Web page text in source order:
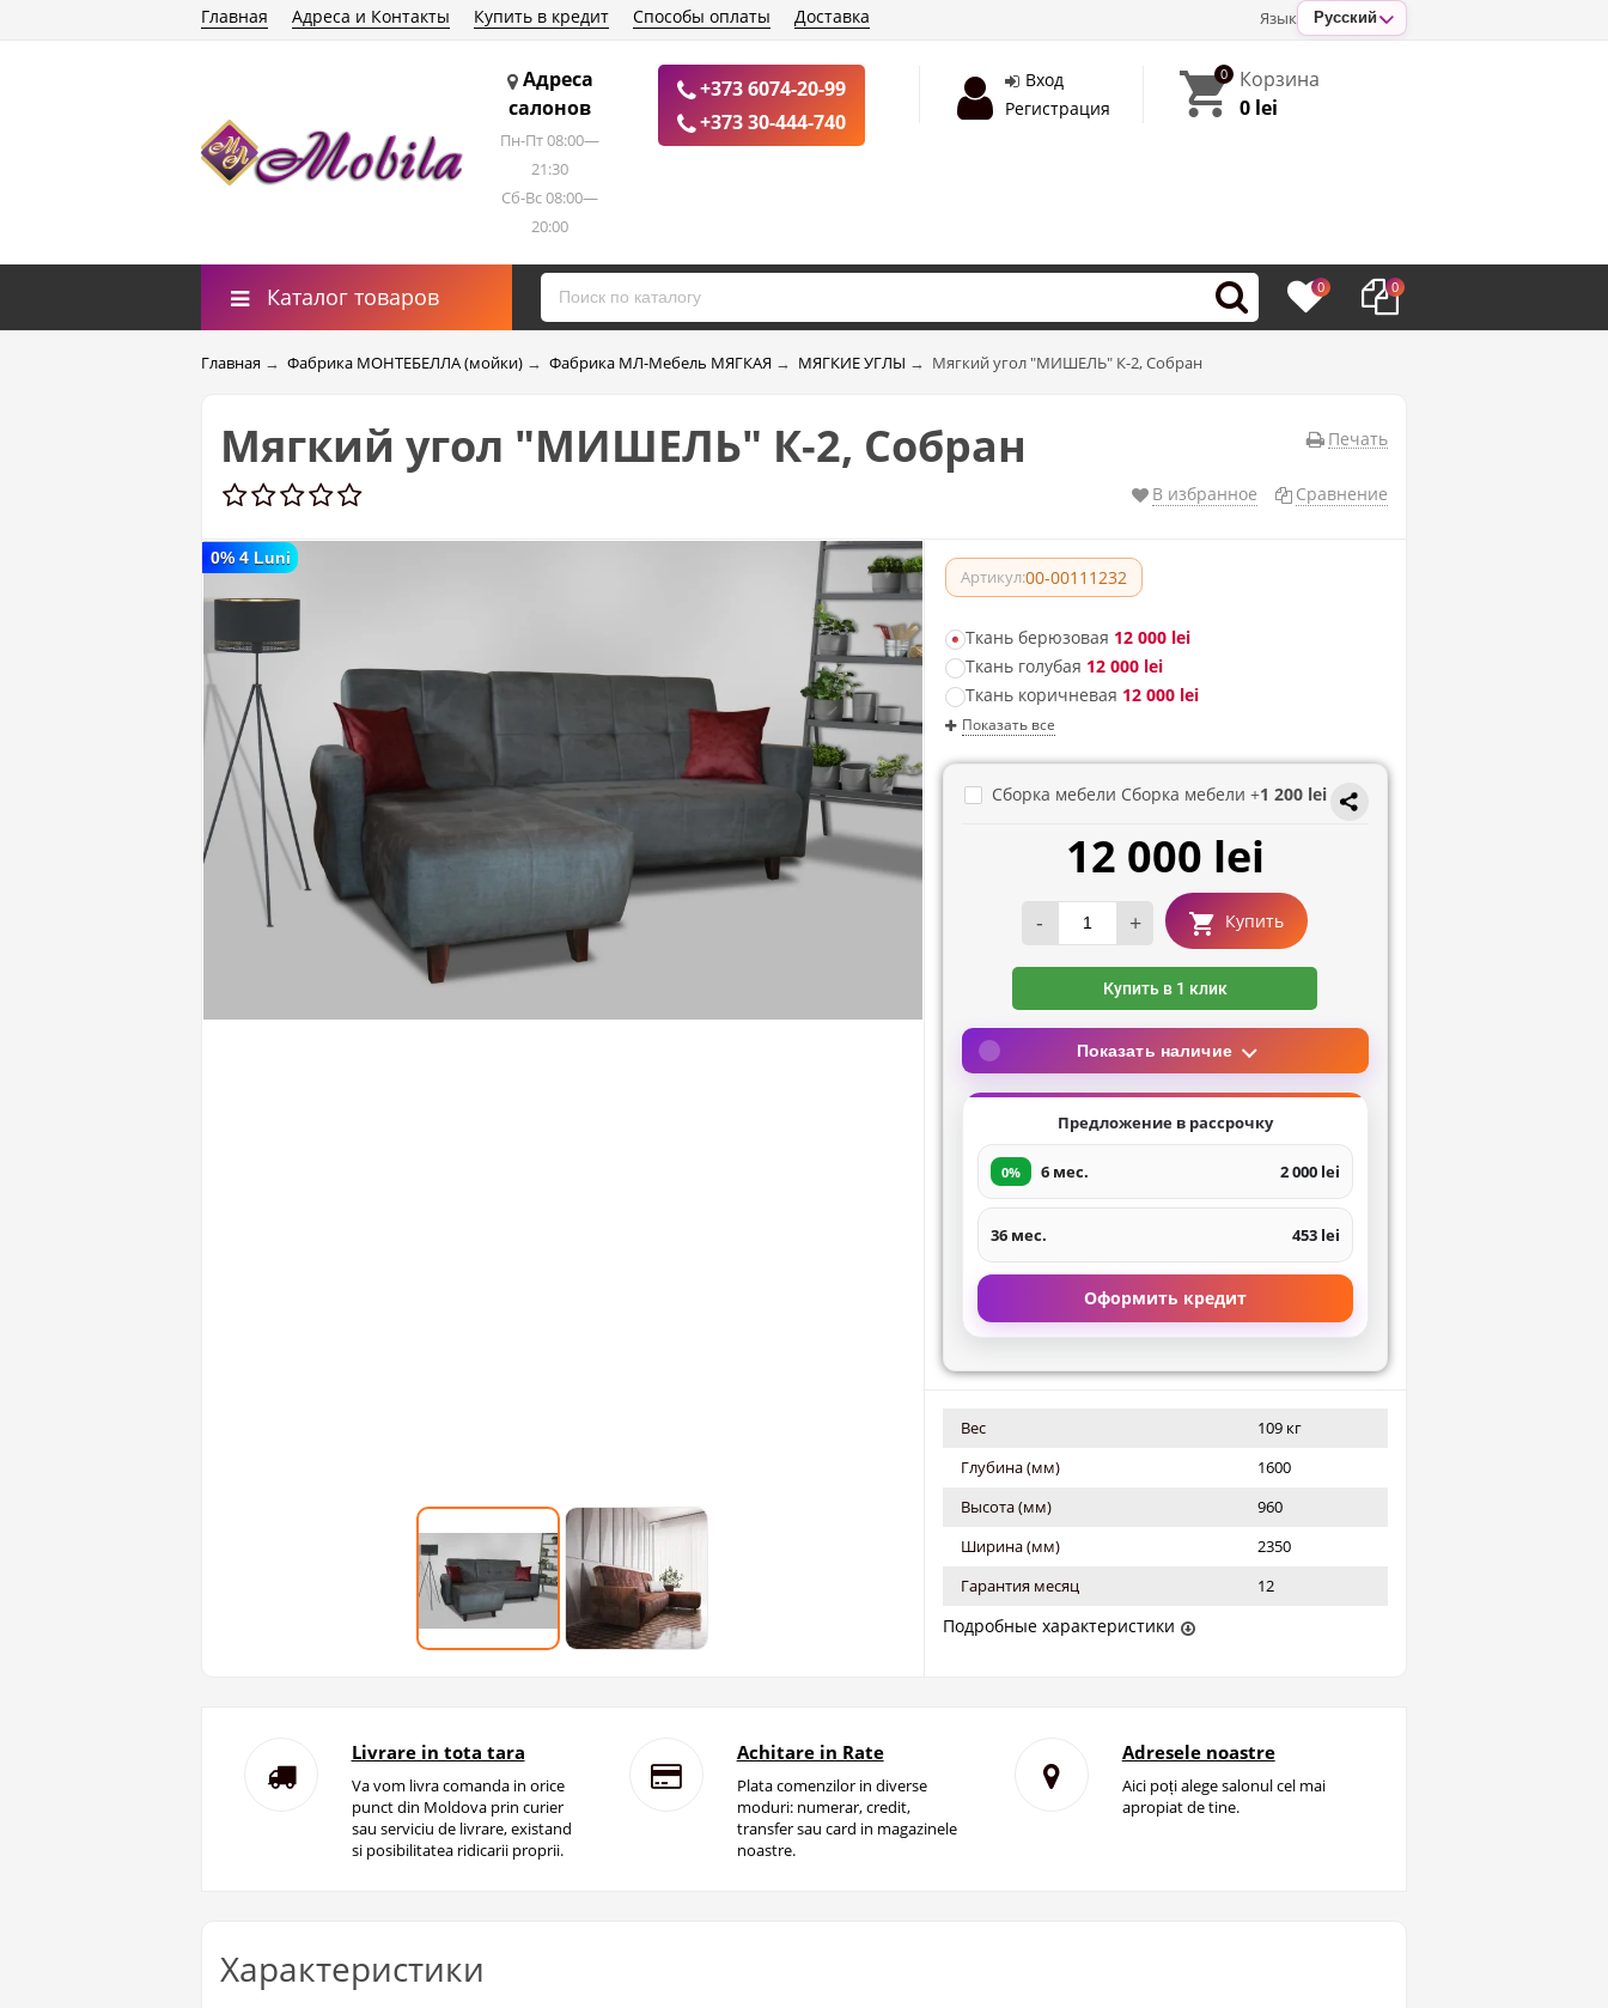
Язык Русский
Главная Адреса и Контакты Купить в кредит Способы оплаты Доставка
Адреса
салонов
Пн-Пт 08:00—
21:30
Сб-Вс 08:00—
20:00
+373 6074-20-99
+373 30-444-740
Вход
Регистрация
0
Корзина
0 lei
Каталог товаров 0 0
Главная → Фабрика МОНТЕБЕЛЛА (мойки) → Фабрика МЛ-Мебель МЯГКАЯ → МЯГКИЕ УГЛЫ → Мягкий угол "МИШЕЛЬ" К-2, Собран
Печать
Мягкий угол "МИШЕЛЬ" К-2, Собран
В избранное Сравнение
0% 4 Luni
Артикул:00-00111232
Ткань берюзовая 12 000 lei
Ткань голубая 12 000 lei
Ткань коричневая 12 000 lei
Показать все
Сборка мебели Сборка мебели +1 200 lei
12 000 lei
- + Купить
Купить в 1 клик
Показать наличие
Предложение в рассрочку
0% 6 мес. 2 000 lei
36 мес. 453 lei
Оформить кредит
Вес
109 кг
Глубина (мм)
1600
Высота (мм)
960
Ширина (мм)
2350
Гарантия месяц
12
Подробные характеристики
Livrare in tota tara
Va vom livra comanda in orice
punct din Moldova prin curier
sau serviciu de livrare, existand
si posibilitatea ridicarii proprii.
Achitare in Rate
Plata comenzilor in diverse
moduri: numerar, credit,
transfer sau card in magazinele
noastre.
Adresele noastre
Aici poți alege salonul cel mai
apropiat de tine.
Характеристики